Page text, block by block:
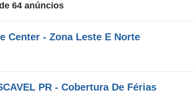
64 anúncios
Center - Zona Leste E Norte
PR - Cobertura De Férias